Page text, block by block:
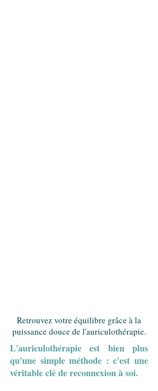
Retrouvez votre équilibre grâce à la
puissance douce de l'auriculothérapie.
L'auriculothérapie est bien plus
qu'une simple méthode : c'est une
véritable clé de reconnexion à soi.